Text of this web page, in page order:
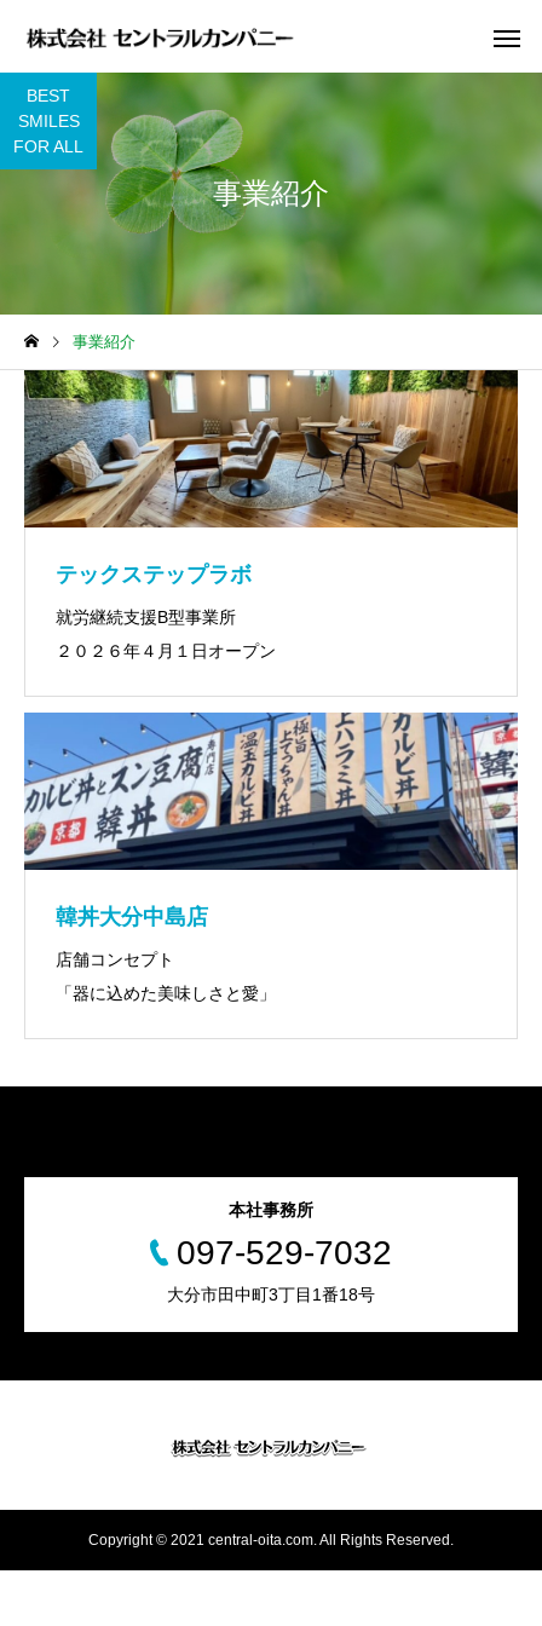
事業紹介
BEST
SMILES
FOR ALL
事業紹介
テックステップラボ
就労継続支援B型事業所
２０２６年４月１日オープン
韓丼大分中島店
店舗コンセプト
「器に込めた美味しさと愛」
本社事務所
097-529-7032
大分市田中町3丁目1番18号
Copyright © 2021 central-oita.com. All Rights Reserved.